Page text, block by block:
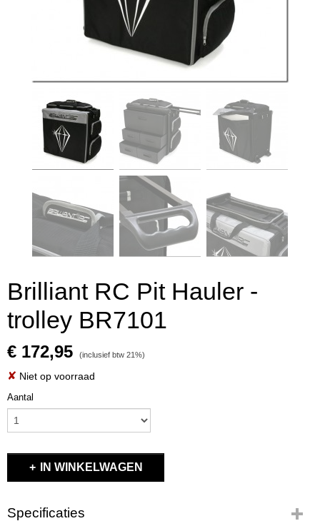
Brilliant RC Pit Hauler -
trolley BR7101
€ 172,95 (inclusief btw 21%)
✘ Niet op voorraad
Aantal
IN WINKELWAGEN
Specificaties